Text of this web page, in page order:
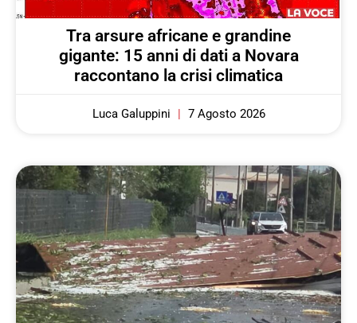
Tra arsure africane e grandine
gigante: 15 anni di dati a Novara
raccontano la crisi climatica
Luca Galuppini 7 Agosto 2026